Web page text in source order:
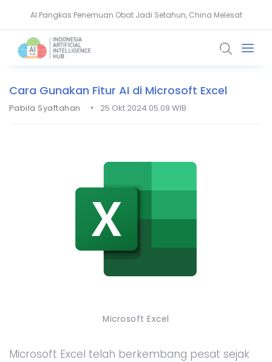
AI Pangkas Penemuan Obat Jadi Setahun, China Melesat
NVIDIA Bentuk Aliansi AI Open Source untuk Perkuat Keamanan Siber
Cara Gunakan Fitur AI di Microsoft Excel
Pabila Syaftahan • 25 Okt 2024 05.09 WIB
Microsoft Excel
Microsoft Excel telah berkembang pesat sejak